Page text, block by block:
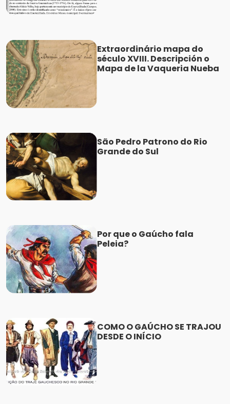
Extraordinário mapa do
século XVIII. Descripción o
Mapa de la Vaqueria Nueba
São Pedro Patrono do Rio
Grande do Sul
Por que o Gaúcho fala
Peleia?
COMO O GAÚCHO SE TRAJOU
DESDE O INÍCIO